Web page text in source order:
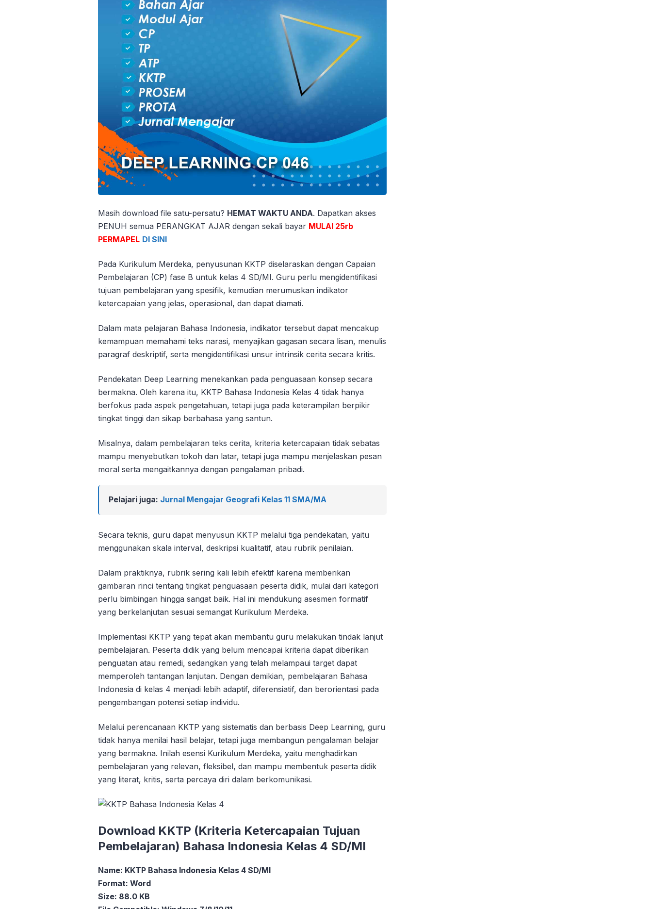
Masih download file satu-persatu? HEMAT WAKTU ANDA. Dapatkan akses
PENUH semua PERANGKAT AJAR dengan sekali bayar MULAI 25rb
PERMAPEL DI SINI
Pada Kurikulum Merdeka, penyusunan KKTP diselaraskan dengan Capaian
Pembelajaran (CP) fase B untuk kelas 4 SD/MI. Guru perlu mengidentifikasi
tujuan pembelajaran yang spesifik, kemudian merumuskan indikator
ketercapaian yang jelas, operasional, dan dapat diamati.
Dalam mata pelajaran Bahasa Indonesia, indikator tersebut dapat mencakup
kemampuan memahami teks narasi, menyajikan gagasan secara lisan, menulis
paragraf deskriptif, serta mengidentifikasi unsur intrinsik cerita secara kritis.
Pendekatan Deep Learning menekankan pada penguasaan konsep secara
bermakna. Oleh karena itu, KKTP Bahasa Indonesia Kelas 4 tidak hanya
berfokus pada aspek pengetahuan, tetapi juga pada keterampilan berpikir
tingkat tinggi dan sikap berbahasa yang santun.
Misalnya, dalam pembelajaran teks cerita, kriteria ketercapaian tidak sebatas
mampu menyebutkan tokoh dan latar, tetapi juga mampu menjelaskan pesan
moral serta mengaitkannya dengan pengalaman pribadi.
Pelajari juga: Jurnal Mengajar Geografi Kelas 11 SMA/MA
Secara teknis, guru dapat menyusun KKTP melalui tiga pendekatan, yaitu
menggunakan skala interval, deskripsi kualitatif, atau rubrik penilaian.
Dalam praktiknya, rubrik sering kali lebih efektif karena memberikan
gambaran rinci tentang tingkat penguasaan peserta didik, mulai dari kategori
perlu bimbingan hingga sangat baik. Hal ini mendukung asesmen formatif
yang berkelanjutan sesuai semangat Kurikulum Merdeka.
Implementasi KKTP yang tepat akan membantu guru melakukan tindak lanjut
pembelajaran. Peserta didik yang belum mencapai kriteria dapat diberikan
penguatan atau remedi, sedangkan yang telah melampaui target dapat
memperoleh tantangan lanjutan. Dengan demikian, pembelajaran Bahasa
Indonesia di kelas 4 menjadi lebih adaptif, diferensiatif, dan berorientasi pada
pengembangan potensi setiap individu.
Melalui perencanaan KKTP yang sistematis dan berbasis Deep Learning, guru
tidak hanya menilai hasil belajar, tetapi juga membangun pengalaman belajar
yang bermakna. Inilah esensi Kurikulum Merdeka, yaitu menghadirkan
pembelajaran yang relevan, fleksibel, dan mampu membentuk peserta didik
yang literat, kritis, serta percaya diri dalam berkomunikasi.
Download KKTP (Kriteria Ketercapaian Tujuan
Pembelajaran) Bahasa Indonesia Kelas 4 SD/MI
Name: KKTP Bahasa Indonesia Kelas 4 SD/MI
Format: Word
Size: 88.0 KB